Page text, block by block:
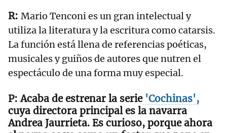
Mario Tenconi es un gran intelectual y
utiliza la literatura y la escritura como catarsis.
La función está llena de referencias poéticas,
musicales y guiños de autores que nutren el
espectáculo de una forma muy especial.
Acaba de estrenar la serie'Cochinas',
cuya directora principal es la navarra
Andrea Jaurrieta. Es curioso, porque ahora